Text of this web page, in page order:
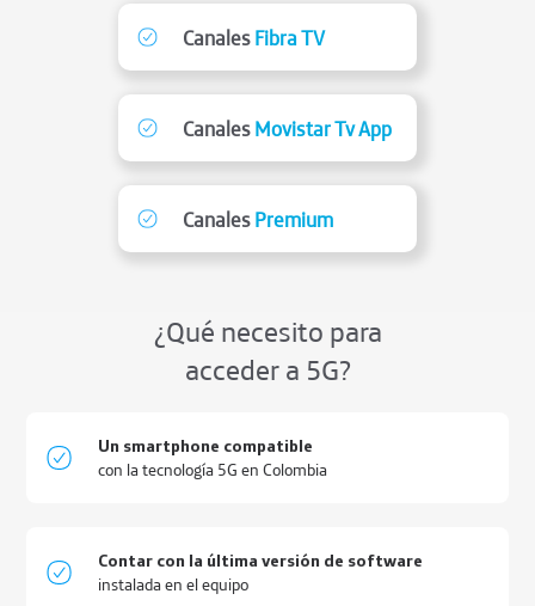
CanalesFibra TV
CanalesMovistar Tv App
CanalesPremium
¿Qué necesito para
acceder a 5G?
Un smartphone compatible
con la tecnología 5G en Colombia
Contar con la última versión de software
instalada en el equipo